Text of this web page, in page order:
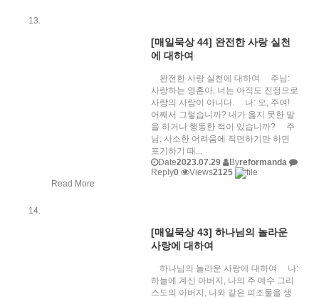
[매일묵상 44] 완전한 사랑 실천
에 대하여
완전한 사랑 실천에 대하여 주님:
사랑하는 영혼아, 너는 아직도 진정으로
사랑의 사람이 아니다. 나: 오, 주여!
어째서 그렇습니까? 내가 옳지 못한 말
을 하거나 행동한 적이 있습니까? 주
님: 사소한 어려움에 직면하기만 하면
포기하기 때...
Date2023.07.29 Byreformanda
Reply0 Views2125
Read More
[매일묵상 43] 하나님의 놀라운
사랑에 대하여
하나님의 놀라운 사랑에 대하여 나:
하늘에 계신 아버지, 나의 주 예수 그리
스도의 아버지, 나와 같은 피조물을 생